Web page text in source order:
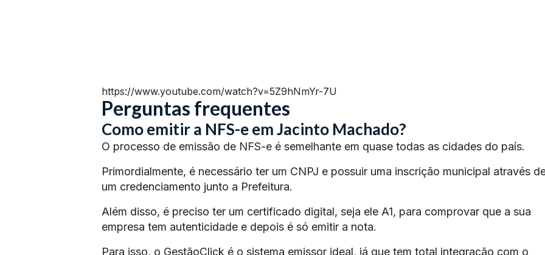
https://www.youtube.com/watch?v=5Z9hNmYr-7U
Perguntas frequentes
Como emitir a NFS-e em Jacinto Machado?
O processo de emissão de NFS-e é semelhante em quase todas as cidades do país.
Primordialmente, é necessário ter um CNPJ e possuir uma inscrição municipal através
um credenciamento junto a Prefeitura.
Além disso, é preciso ter um certificado digital, seja ele A1, para comprovar que a sua
empresa tem autenticidade e depois é só emitir a nota.
Para isso, o GestãoClick é o sistema emissor ideal, já que tem total integração com o